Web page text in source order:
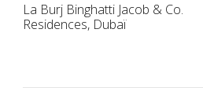
La Burj Binghatti Jacob & Co.
Residences, Dubaï